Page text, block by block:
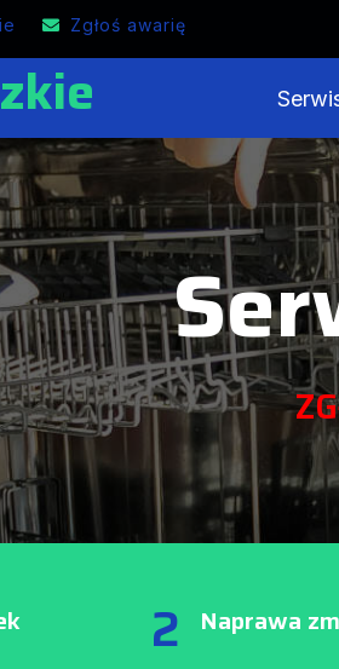
Zgłoś awarię
AGD w Łódzkim
2 Naprawa